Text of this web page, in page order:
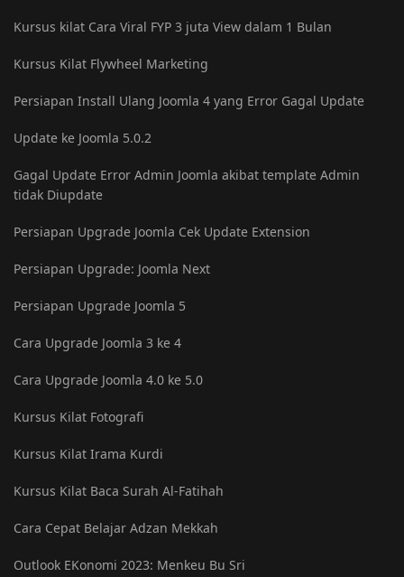
Kursus kilat Cara Viral FYP 3 juta View dalam 1 Bulan
Kursus Kilat Flywheel Marketing
Persiapan Install Ulang Joomla 4 yang Error Gagal Update
Update ke Joomla 5.0.2
Gagal Update Error Admin Joomla akibat template Admin
tidak Diupdate
Persiapan Upgrade Joomla Cek Update Extension
Persiapan Upgrade: Joomla Next
Persiapan Upgrade Joomla 5
Cara Upgrade Joomla 3 ke 4
Cara Upgrade Joomla 4.0 ke 5.0
Kursus Kilat Fotografi
Kursus Kilat Irama Kurdi
Kursus Kilat Baca Surah Al-Fatihah
Cara Cepat Belajar Adzan Mekkah
Outlook EKonomi 2023: Menkeu Bu Sri